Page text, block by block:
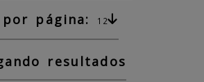
por página: 12
resultados